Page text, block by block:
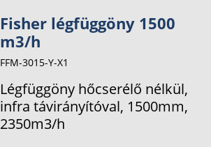
Fisher légfüggöny 1500
m3/h
FFM-3015-Y-X1
Légfüggöny hőcserélő nélkül,
infra távirányítóval, 1500mm,
2350m3/h